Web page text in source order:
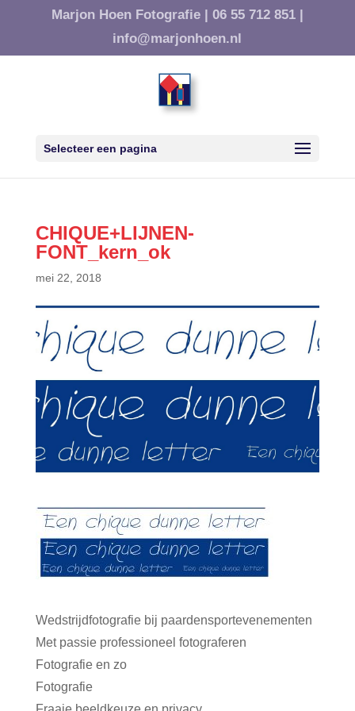
Marjon Hoen Fotografie | 06 55 712 851 |
info@marjonhoen.nl
Selecteer een pagina
CHIQUE+LIJNEN-
FONT_kern_ok
mei 22, 2018
Wedstrijdfotografie bij paardensportevenementen
Met passie professioneel fotograferen
Fotografie en zo
Fotografie